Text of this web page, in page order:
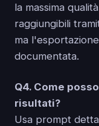
la massima
raggiungibili
ma
documentata.
Q4. Come
risultati?
Usa prompt